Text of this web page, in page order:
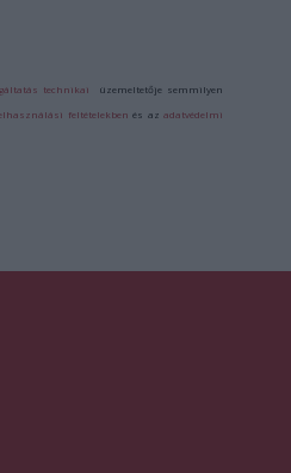
technikai üzemeltetője semmilyen
feltételekben és azadatvédelmi